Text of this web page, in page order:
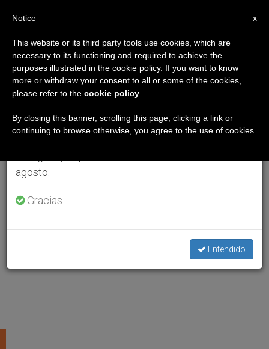
×
Aviso importante
Del 27 de julio al 7 de agosto haremos la pausa
anual, aprovechando que en el periodo de verano
se generan menos informaciones y también el
agosto.
Gracias.
Entendido
x
Notice
This website or its third party tools use cookies, which are
necessary to its functioning and required to achieve the
purposes illustrated in the cookie policy. If you want to know
more or withdraw your consent to all or some of the cookies,
please refer to the cookie policy
By closing this banner, scrolling this page, clicking a link or
continuing to browse otherwise, you agree to the use of cookies.